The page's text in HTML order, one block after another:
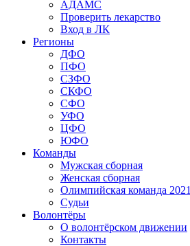
АДАМС
Проверить лекарство
Вход в ЛК
Регионы
ДФО
ПФО
СЗФО
СКФО
СФО
УФО
ЦФО
ЮФО
Команды
Мужская сборная
Женская сборная
Олимпийская команда 2021
Судьи
Волонтёры
О волонтёрском движении
Контакты